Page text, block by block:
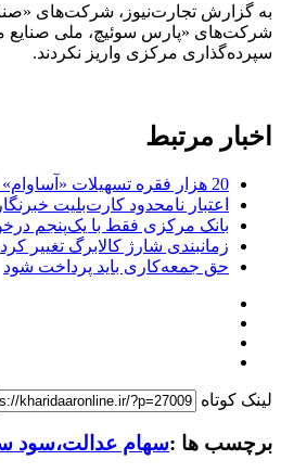
به گزارش تجارت‌نیوز، شرکت‌های
شرکت‌های «پارس سوئیچ، ملی صنایع
سپرده‌گذاری مرکزی واریز نکردند.
اخبار مرتبط
20 هزار فقره تسهیلات «آساوام» اقتصادنوین پرداخت شد
اعتبار نامحدود کارت‌بلیت
بانک مرکزی فقط با یک‌‎پنجم درخواست پول بانک‌ها موافقت کرد
زمانبندی شارژ کالابرگ تغییر کرد
حق جمعه‌کاری باید پرداخت شود
لینک کوتاه
برچسب ها :سهام عدالت،سود